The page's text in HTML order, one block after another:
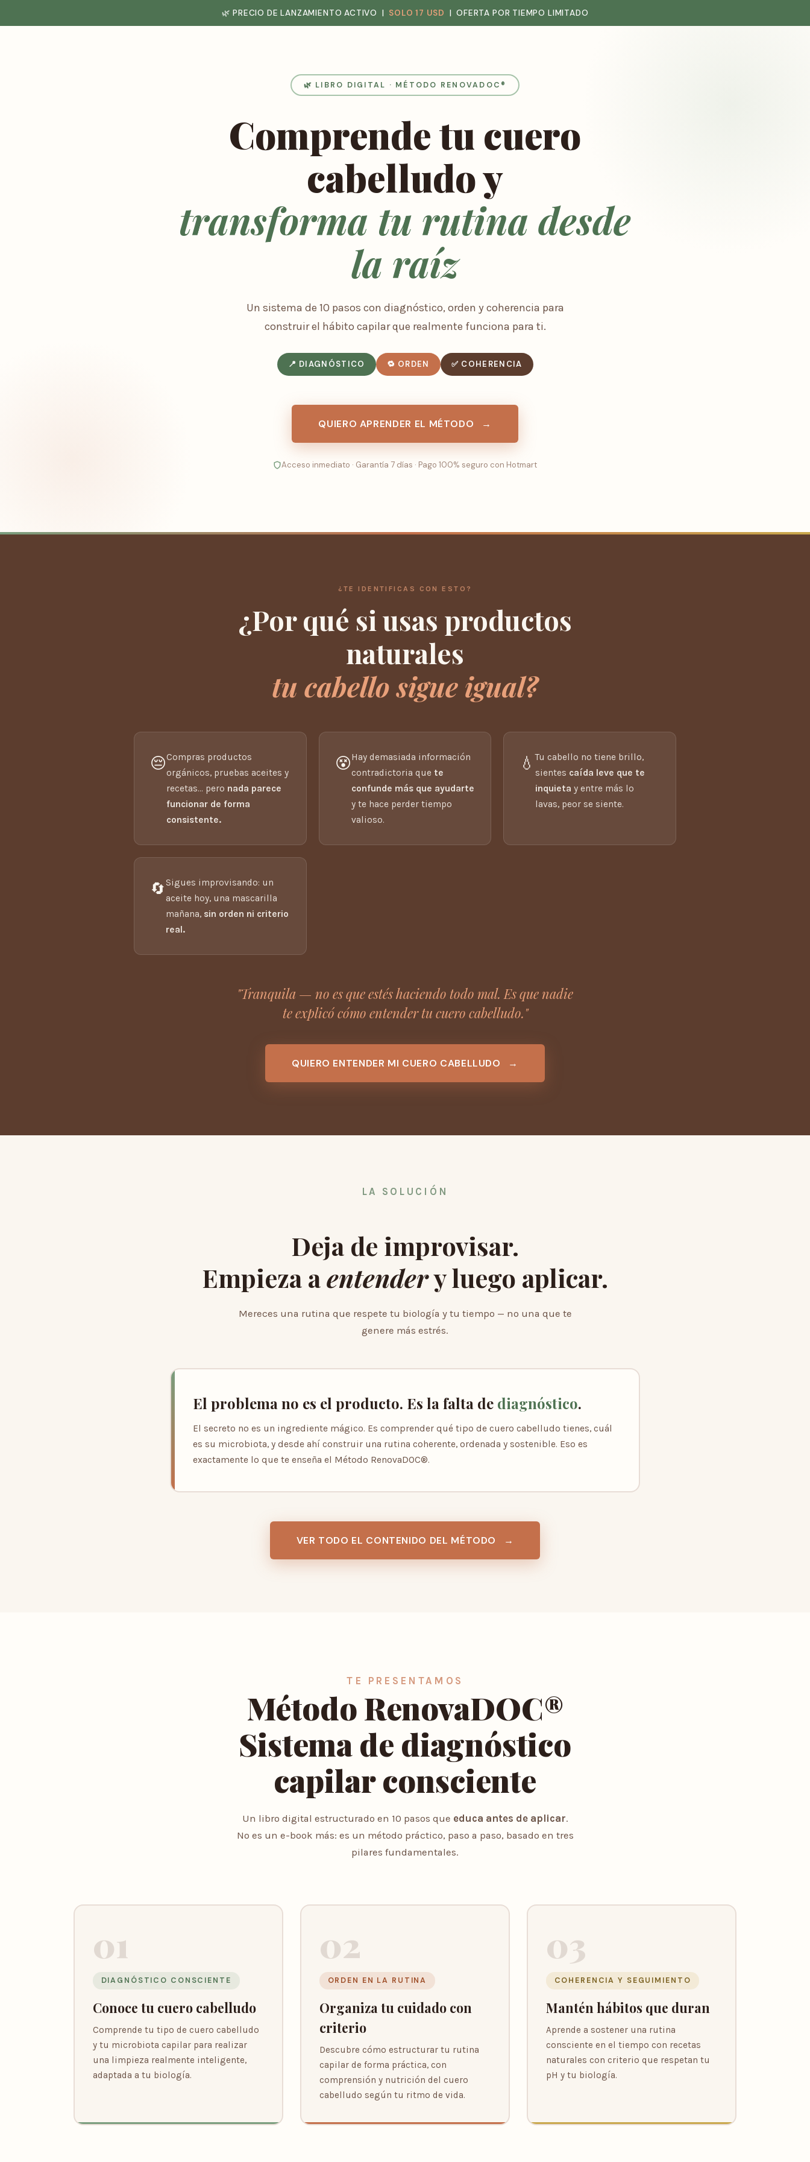
🌿 PRECIO DE LANZAMIENTO ACTIVO | SOLO 17 USD | OFERTA POR TIEMPO LIMITADO
🌿 LIBRO DIGITAL · MÉTODO RENOVADOC®
Comprende tu cuero
cabelludo y
transforma tu rutina desde
la raíz
Un sistema de 10 pasos con diagnóstico, orden y coherencia para
construir el hábito capilar que realmente funciona para ti.
📍 DIAGNÓSTICO 🔁 ORDEN ✅ COHERENCIA
QUIERO APRENDER EL MÉTODO →
Acceso inmediato · Garantía 7 días · Pago 100% seguro con Hotmart
¿TE IDENTIFICAS CON ESTO?
¿Por qué si usas productos
naturales
tu cabello sigue igual?
😔Compras productos
orgánicos, pruebas aceites y
recetas… pero nada parece
funcionar de forma
consistente.
😵Hay demasiada información
contradictoria que te
confunde más que ayudarte
y te hace perder tiempo
valioso.
💧 Tu cabello no tiene brillo,
sientes caída leve que te
inquieta y entre más lo
lavas, peor se siente.
🔄Sigues improvisando: un
aceite hoy, una mascarilla
mañana, sin orden ni criterio
real.
"Tranquila — no es que estés haciendo todo mal. Es que nadie
te explicó cómo entender tu cuero cabelludo."
QUIERO ENTENDER MI CUERO CABELLUDO →
LA SOLUCIÓN
Deja de improvisar.
Empieza aentendery luego aplicar.
Mereces una rutina que respete tu biología y tu tiempo — no una que te
genere más estrés.
El problema no es el producto. Es la falta de diagnóstico.
El secreto no es un ingrediente mágico. Es comprender qué tipo de cuero cabelludo tienes, cuál
es su microbiota, y desde ahí construir una rutina coherente, ordenada y sostenible. Eso es
exactamente lo que te enseña el Método RenovaDOC®.
VER TODO EL CONTENIDO DEL MÉTODO →
TE PRESENTAMOS
Método RenovaDOC®
Sistema de diagnóstico
capilar consciente
Un libro digital estructurado en 10 pasos que educa antes de aplicar.
No es un e-book más: es un método práctico, paso a paso, basado en tres
pilares fundamentales.
01
DIAGNÓSTICO CONSCIENTE
Conoce tu cuero cabelludo
Comprende tu tipo de cuero cabelludo
y tu microbiota capilar para realizar
una limpieza realmente inteligente,
adaptada a tu biología.
02
ORDEN EN LA RUTINA
Organiza tu cuidado con
criterio
Descubre cómo estructurar tu rutina
capilar de forma práctica, con
comprensión y nutrición del cuero
cabelludo según tu ritmo de vida.
03
COHERENCIA Y SEGUIMIENTO
Mantén hábitos que duran
Aprende a sostener una rutina
consciente en el tiempo con recetas
naturales con criterio que respetan tu
pH y tu biología.